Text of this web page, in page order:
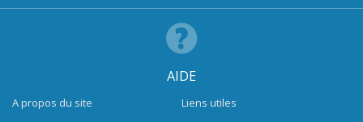
AIDE
A propos du site
Liens utiles